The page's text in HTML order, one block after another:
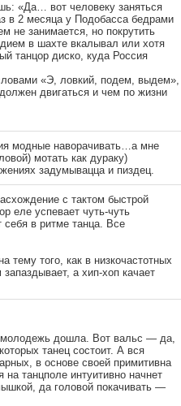
«Да… вот человеку заняться
в 2 месяца у Подобасса бедрами
не занимается, но покрутить
в шахте вкалывал или хотя
танцор диско, куда Россия
«Э, ловкий, подем, выдем»,
двигаться и чем по жизни
модные наворачивать…а мне
мотать как дураку)
задумывацца и пиздец.
с тактом быстрой
еле успевает чуть-чуть
себя в ритме танца. Все
тему того, как в низкочастотных
а хип-хоп качает
молодежь дошла. Вот вальс — да,
танец состоит. А вся
в основе своей примитивна
танцполе интуитивно начнет
да головой покачивать —